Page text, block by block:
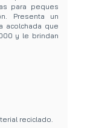
para peques
Presenta un
acolchada que
y le brindan
reciclado.